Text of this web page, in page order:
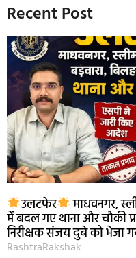
Recent Post
उलटफेर माधवनगर,
में बदल गए थाना और चौकी
निरीक्षक संजय दुबे को भेजा
RashtraRakshak